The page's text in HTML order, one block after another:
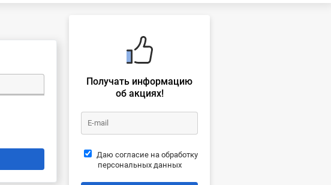
Получать информацию
об акциях!
Даю согласие на обработку
персональных данных